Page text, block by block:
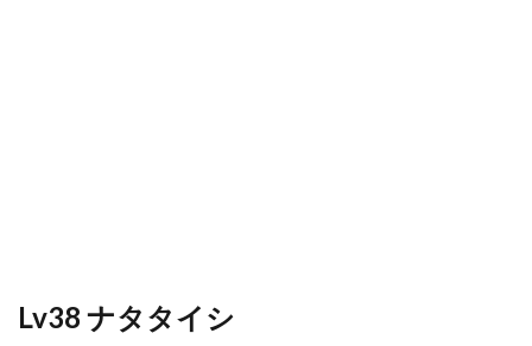
Lv38 ナタタイシ